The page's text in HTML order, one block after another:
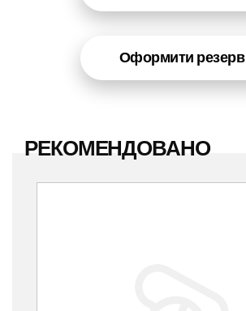
Оформити резерв
РЕКОМЕНДОВАНО